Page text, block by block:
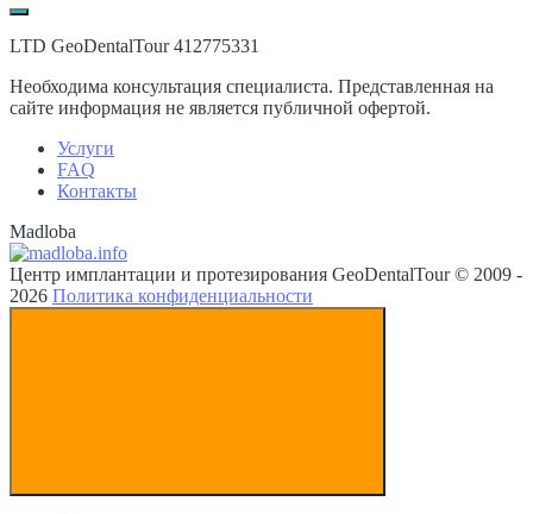
LTD GeoDentalTour 412775331
Необходима консультация специалиста. Представленная на
сайте информация не является публичной офертой.
Услуги
FAQ
Контакты
Madloba
Центр имплантации и протезирования GeoDentalTour © 2009 -
2026 Политика конфиденциальности